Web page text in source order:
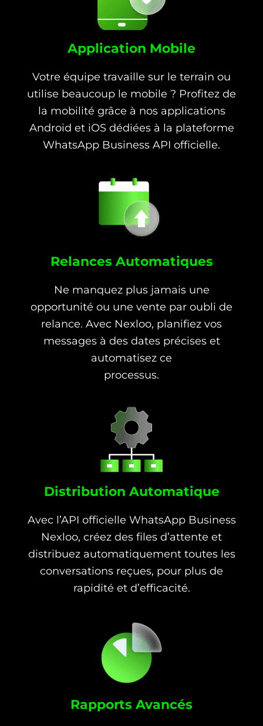
Application Mobile
Votre équipe travaille sur le terrain ou
utilise beaucoup le mobile ? Profitez de
la mobilité grâce à nos applications
Android et iOS dédiées à la plateforme
WhatsApp Business API officielle.
Relances Automatiques
Ne manquez plus jamais une
opportunité ou une vente par oubli de
relance. Avec Nexloo, planifiez vos
messages à des dates précises et
automatisez ce
processus.
Distribution Automatique
Avec l’API officielle WhatsApp Business
Nexloo, créez des files d’attente et
distribuez automatiquement toutes les
conversations reçues, pour plus de
rapidité et d’efficacité.
Rapports Avancés